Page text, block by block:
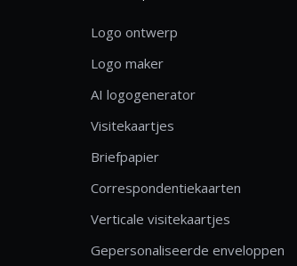
Logo ontwerp
Logo maker
AI logogenerator
Visitekaartjes
Briefpapier
Correspondentiekaarten
Verticale visitekaartjes
Gepersonaliseerde enveloppen